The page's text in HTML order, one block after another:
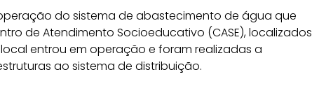
do sistema de abastecimento de água que
de Atendimento Socioeducativo (CASE), localizados
entrou em operação e foram realizadas a
ao sistema de distribuição.